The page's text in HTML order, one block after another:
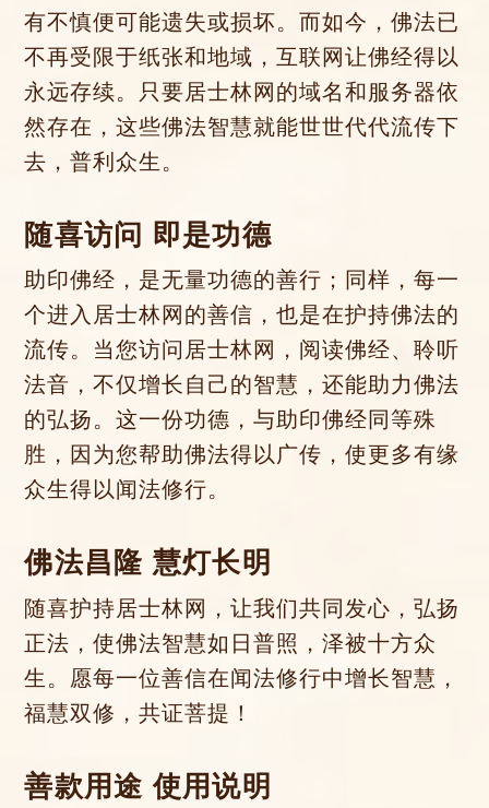
有不慎便可能遗失或损坏。而如今，佛法已
不再受限于纸张和地域，互联网让佛经得以
永远存续。只要居士林网的域名和服务器依
然存在，这些佛法智慧就能世世代代流传下
去，普利众生。
随喜访问 即是功德
助印佛经，是无量功德的善行；同样，每一
个进入居士林网的善信，也是在护持佛法的
流传。当您访问居士林网，阅读佛经、聆听
法音，不仅增长自己的智慧，还能助力佛法
的弘扬。这一份功德，与助印佛经同等殊
胜，因为您帮助佛法得以广传，使更多有缘
众生得以闻法修行。
佛法昌隆 慧灯长明
随喜护持居士林网，让我们共同发心，弘扬
正法，使佛法智慧如日普照，泽被十方众
生。愿每一位善信在闻法修行中增长智慧，
福慧双修，共证菩提！
善款用途 使用说明